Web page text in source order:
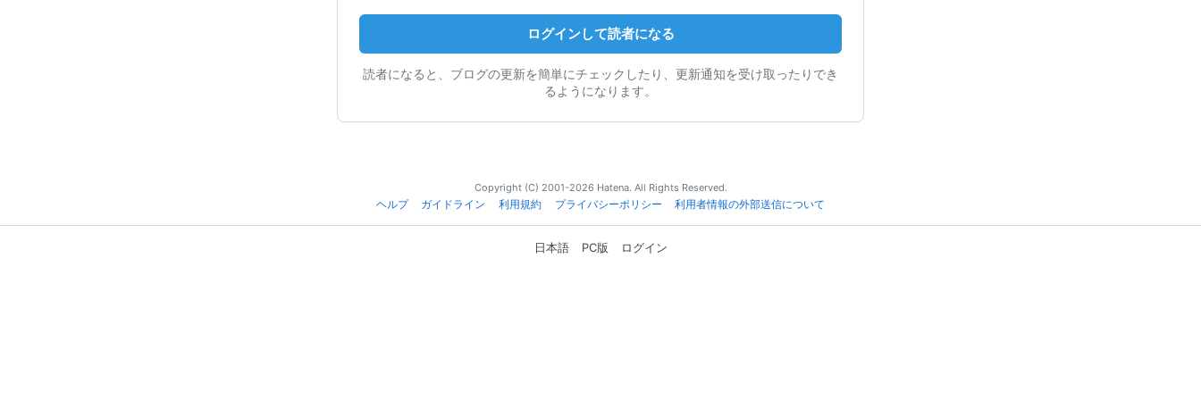
ログインして読者になる
読者になると、ブログの更新を簡単にチェックしたり、更新通知を受け取ったりでき
るようになります。
Copyright (C) 2001-2026 Hatena. All Rights Reserved.
ヘルプ
ガイドライン 利用規約 プライバシーポリシー 利用者情報の外部送信について
日本語 PC版 ログイン